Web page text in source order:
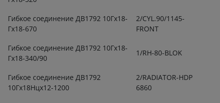
Гибкое соединение ДВ1792 10Гх18-
Гх18-670
2/CYL.90/1145-
FRONT
Гибкое соединение ДВ1792 10Гх18-
Гх18-340/90
1/RH-80-BLOK
Гибкое соединение ДВ1792
10Гх18Нцх12-1200
2/RADIATOR-HDP
6860